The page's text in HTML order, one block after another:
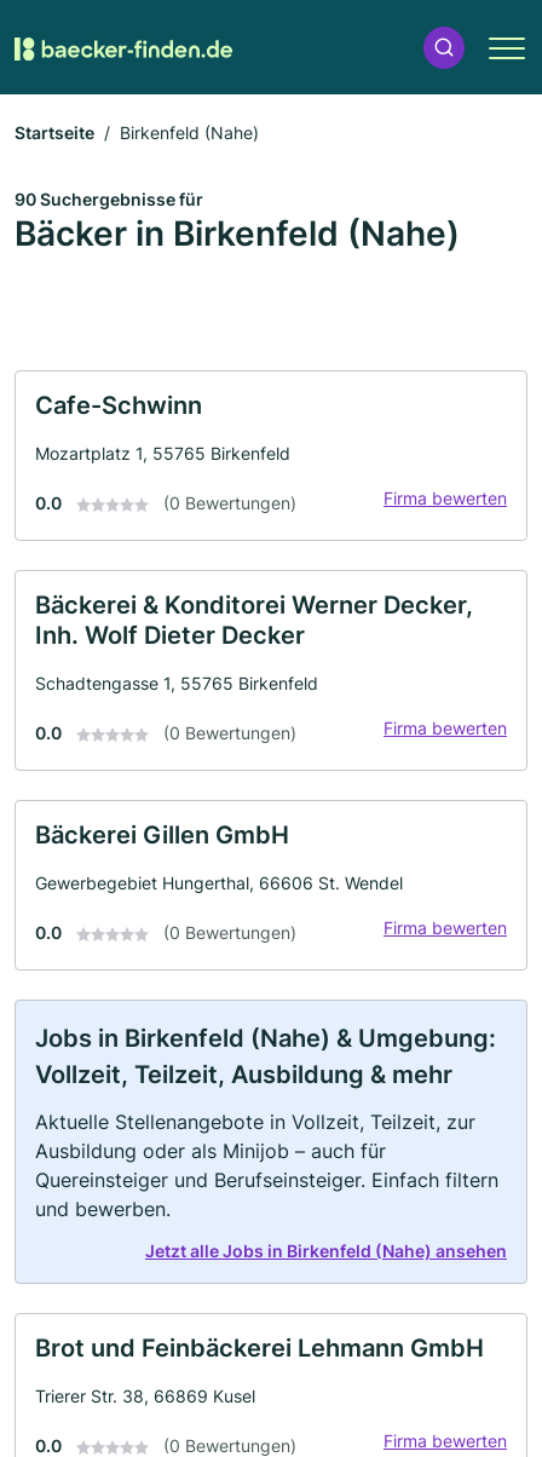
Startseite Birkenfeld (Nahe)
90 Suchergebnisse für
Bäcker in Birkenfeld (Nahe)
Cafe-Schwinn
Mozartplatz 1, 55765 Birkenfeld
0.0 (0 Bewertungen) Firma bewerten
Bäckerei & Konditorei Werner Decker,
Inh. Wolf Dieter Decker
Schadtengasse 1, 55765 Birkenfeld
0.0 (0 Bewertungen) Firma bewerten
Bäckerei Gillen GmbH
Gewerbegebiet Hungerthal, 66606 St. Wendel
0.0 (0 Bewertungen) Firma bewerten
Jobs in Birkenfeld (Nahe) & Umgebung:
Vollzeit, Teilzeit, Ausbildung & mehr
Aktuelle Stellenangebote in Vollzeit, Teilzeit, zur
Ausbildung oder als Minijob – auch für
Quereinsteiger und Berufseinsteiger. Einfach filtern
und bewerben.
Jetzt alle Jobs in Birkenfeld (Nahe) ansehen
Brot und Feinbäckerei Lehmann GmbH
Trierer Str. 38, 66869 Kusel
0.0 (0 Bewertungen) Firma bewerten